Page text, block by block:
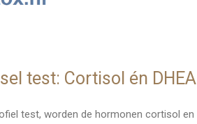
test: Cortisol én DHEA
test, worden de hormonen cortisol